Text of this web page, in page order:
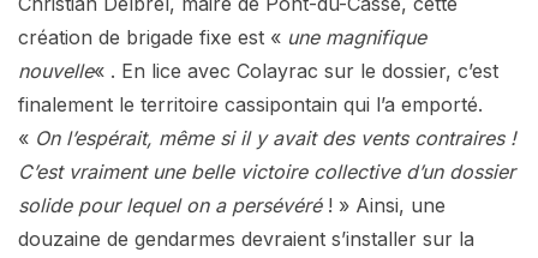
création de brigade fixe est « une magnifique
nouvelle« . En lice avec Colayrac sur le dossier, c’est
finalement le territoire cassipontain qui l’a emporté.
« On l’espérait, même si il y avait des vents contraires !
C’est vraiment une belle victoire collective d’un dossier
solide pour lequel on a persévéré! » Ainsi, une
douzaine de gendarmes devraient s’installer sur la